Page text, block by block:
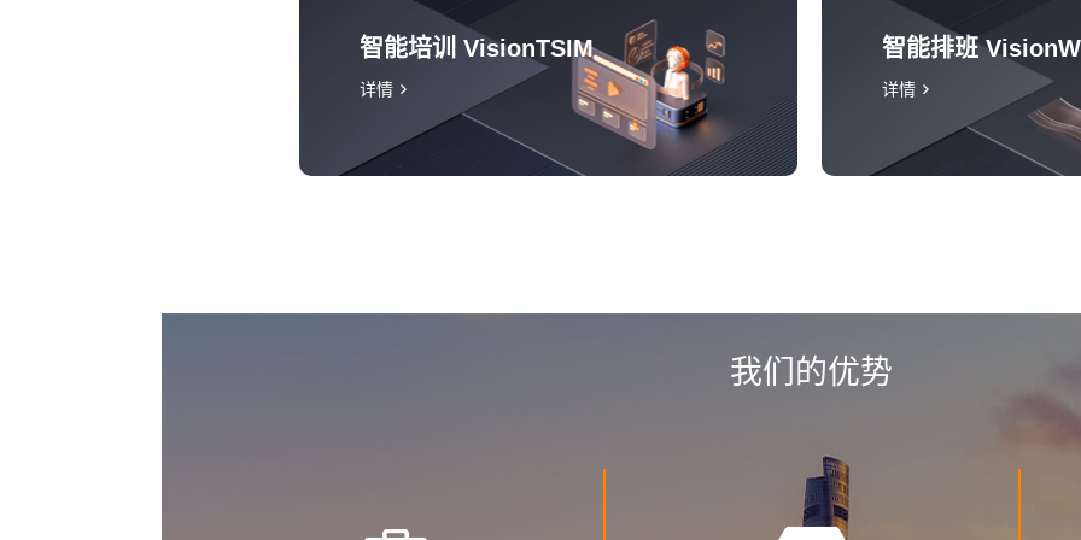
智能培训 VisionTSIM
详情
智能排班
详情
我们的优势